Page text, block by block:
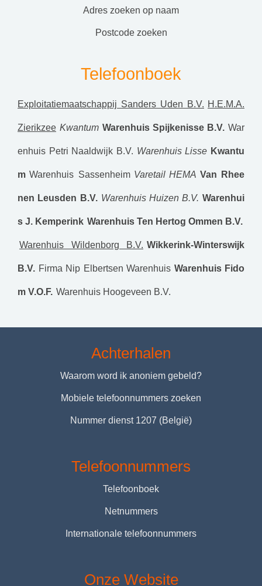
adres zoeken op naam
postcode zoeken
Telefoonboek
Exploitatiemaatschappij Sanders Uden B.V. H.E.M.A.
Zierikzee Kwantum Warenhuis Spijkenisse B.V. War
enhuis Petri Naaldwijk B.V. Warenhuis Lisse Kwantu
m Warenhuis Sassenheim Varetail HEMA Van Rhee
nen Leusden B.V. Warenhuis Huizen B.V. Warenhui
s J. Kemperink Warenhuis Ten Hertog Ommen B.V.
Warenhuis Wildenborg B.V. Wikkerink-Winterswijk
B.V. Firma Nip Elbertsen Warenhuis Warenhuis Fido
m V.O.F. Warenhuis Hoogeveen B.V.
Achterhalen
Waarom word ik anoniem gebeld?
Mobiele telefoonnummers zoeken
Nummer dienst 1207 (België)
Telefoonnummers
Telefoonboek
Netnummers
Internationale telefoonnummers
Onze Website